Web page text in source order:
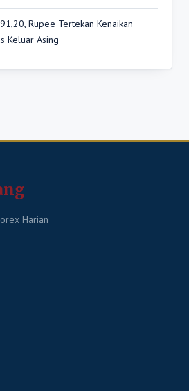
Rupee Tertekan Kenaikan
Keluar Asing
Harian